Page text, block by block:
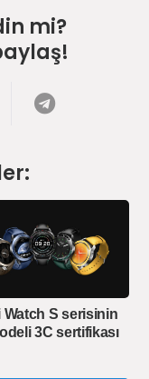
mi?
Watch S serisinin
3C sertifikası